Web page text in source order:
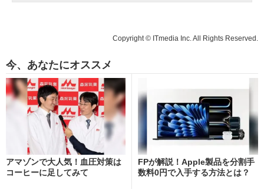
Copyright © ITmedia Inc. All Rights Reserved.
今、あなたにオススメ
アマゾンで大人気！血圧対策は
コーヒーに足してみて
FPが解説！Apple製品を分割手
数料0円で入手する方法とは？